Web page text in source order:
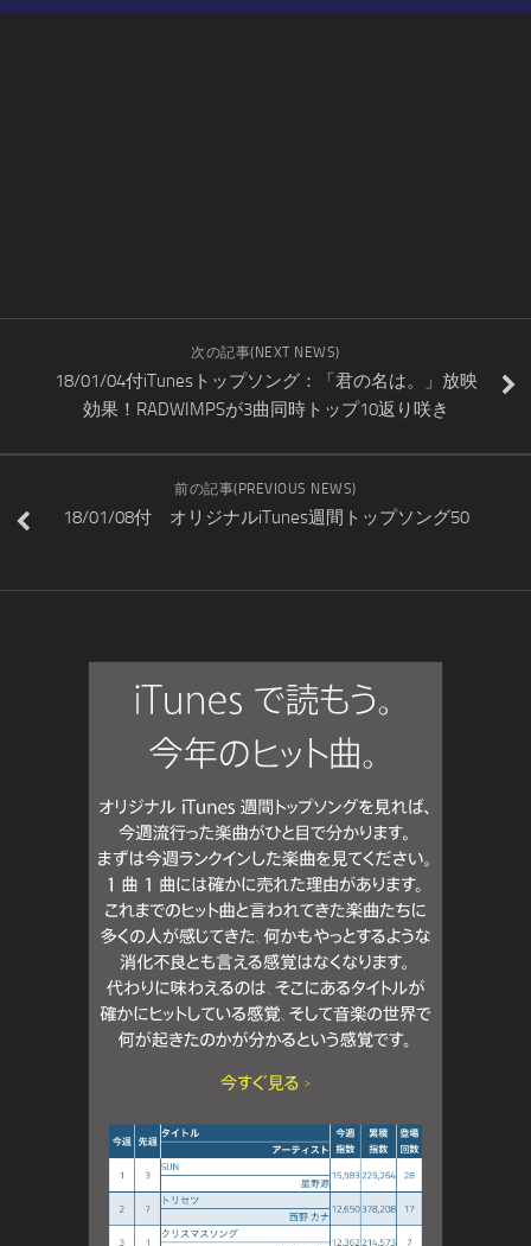
次の記事(NEXT NEWS)
18/01/04付iTunesトップソング：「君の名は。」放映
効果！RADWIMPSが3曲同時トップ10返り咲き
前の記事(PREVIOUS NEWS)
18/01/08付 オリジナルiTunes週間トップソング50